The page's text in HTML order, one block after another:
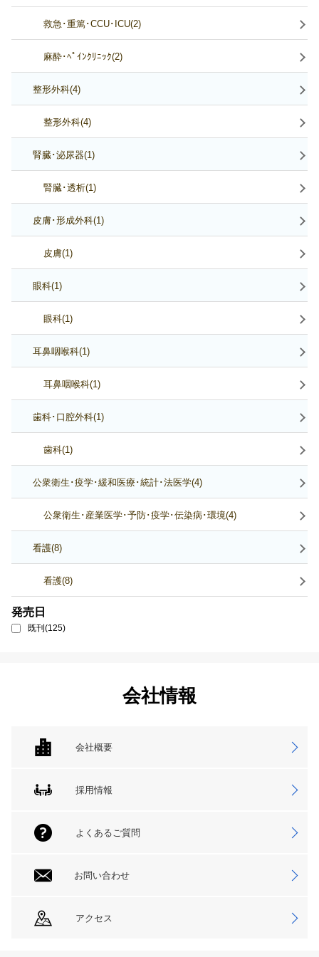
救急･重篤･CCU･ICU(2)
麻酔･ﾍﾟｲﾝｸﾘﾆｯｸ(2)
整形外科(4)
整形外科(4)
腎臓･泌尿器(1)
腎臓･透析(1)
皮膚･形成外科(1)
皮膚(1)
眼科(1)
眼科(1)
耳鼻咽喉科(1)
耳鼻咽喉科(1)
歯科･口腔外科(1)
歯科(1)
公衆衛生･疫学･緩和医療･統計･法医学(4)
公衆衛生･産業医学･予防･疫学･伝染病･環境(4)
看護(8)
看護(8)
発売日
既刊(125)
会社情報
会社概要
採用情報
よくあるご質問
お問い合わせ
アクセス